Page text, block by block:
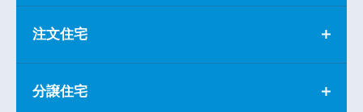
注文住宅
分譲住宅